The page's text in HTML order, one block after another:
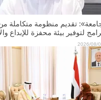
تقديم منظومة متكاملة
لتوفير بيئة محفزة للإبداع
2026/08/